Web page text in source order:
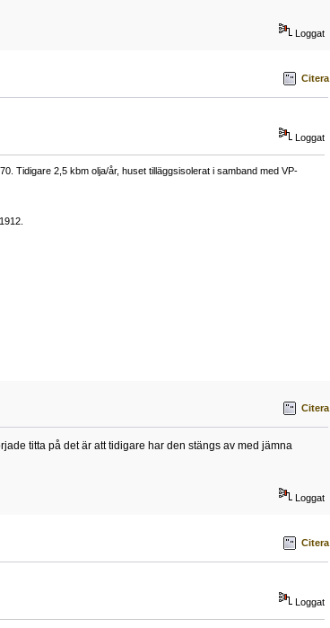
Loggat
Citera
Loggat
Tidigare 2,5 kbm olja/år, huset tilläggsisolerat i samband med VP-
Citera
titta på det är att tidigare har den stängs av med jämna
Loggat
Citera
Loggat